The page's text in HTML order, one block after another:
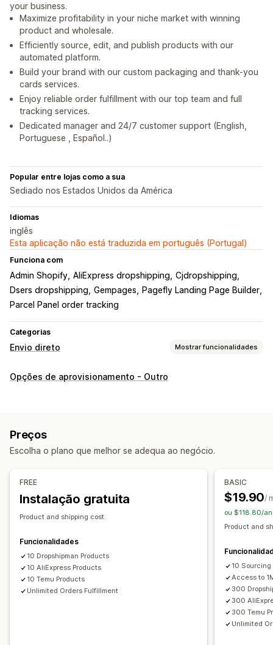
your business.
Maximize profitability in your niche market with winning
product and wholesale.
Efficiently source, edit, and publish products with our
automated platform.
Build your brand with our custom packaging and thank-you
cards services.
Enjoy reliable order fulfillment with our top team and full
tracking services.
Dedicated manager and 24/7 customer support (English,
Portuguese , Español..)
Popular entre lojas como a sua
Sediado nos Estados Unidos da América
Idiomas
inglês
Esta aplicação não está traduzida em português (Portugal)
Funciona com
Admin Shopify AliExpress dropshipping Cjdropshipping
Dsers dropshipping Gempages
Pagefly Landing Page Builder
Parcel Panel order tracking
Categorias
Envio direto Mostrar funcionalidades
Produtos que pode vender
Brinquedos e jogos
Produtos desportivos Produtos para animais
Locais de aquisição
Opções de aprovisionamento - Outro
Preços
Escolha o plano que melhor se adequa ao negócio.
FREE
Instalação gratuita
Product and shipping cost.
Funcionalidades
10 Dropshipman Products
10 AliExpress Products
10 Temu Products
Unlimited Orders Fulfillment
BASIC
$19.90/
ou $118.80/
Product and
10
Access to
300
300
300 Temu
Unlimited